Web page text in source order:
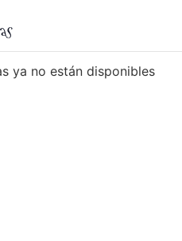
ya no están disponibles